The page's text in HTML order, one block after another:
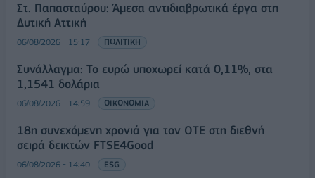
Στ. Παπασταύρου: Άμεσα αντιδιαβρωτικά έργα στη
Δυτική Αττική
06/08/2026 - 15:17 ΠΟΛΙΤΙΚΗ
Συνάλλαγμα: Το ευρώ υποχωρεί κατά 0,11%, στα
1,1541 δολάρια
06/08/2026 - 14:59 ΟΙΚΟΝΟΜΙΑ
18η συνεχόμενη χρονιά για τον ΟΤΕ στη διεθνή
σειρά δεικτών FTSE4Good
06/08/2026 - 14:40 ESG